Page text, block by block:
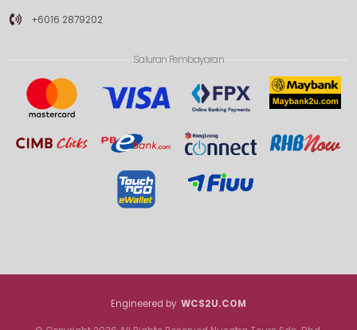
+6016 2879202
Saluran Pembayaran
Engineered by WCS2U.COM